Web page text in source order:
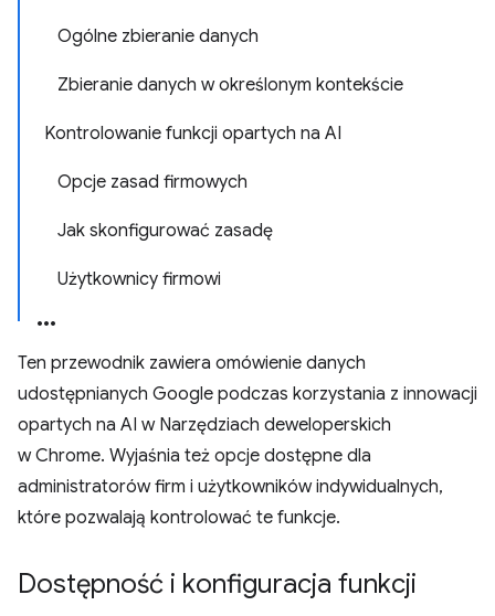
Ogólne zbieranie danych
Zbieranie danych w określonym kontekście
Kontrolowanie funkcji opartych na AI
Opcje zasad firmowych
Jak skonfigurować zasadę
Użytkownicy firmowi
Ten przewodnik zawiera omówienie danych
udostępnianych Google podczas korzystania z innowacji
opartych na AI w Narzędziach deweloperskich
w Chrome. Wyjaśnia też opcje dostępne dla
administratorów firm i użytkowników indywidualnych,
które pozwalają kontrolować te funkcje.
Dostępność i konfiguracja funkcji